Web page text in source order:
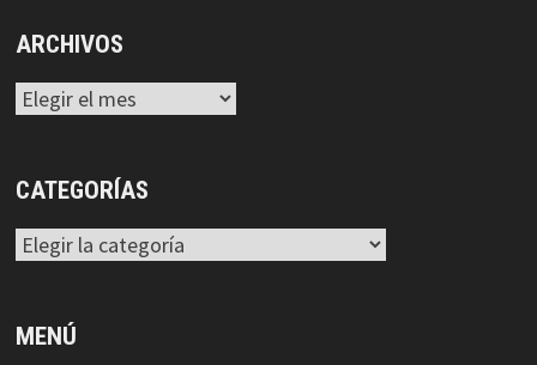
ARCHIVOS
Archivos
CATEGORÍAS
Categorías
MENÚ